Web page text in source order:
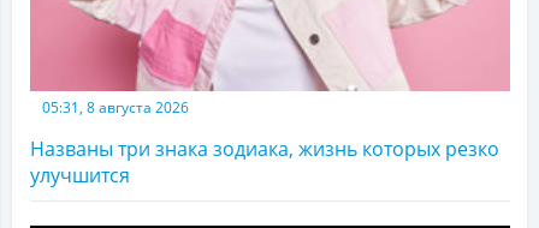
05:31, 8 августа 2026
Названы три знака зодиака, жизнь которых резко
улучшится